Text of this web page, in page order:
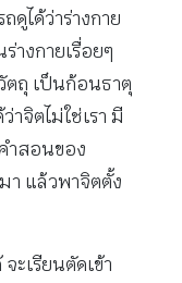
ดูได้ว่าร่างกาย
างกายเรื่อยๆ
ตถุ เป็นก้อนธาตุ
จิตไม่ใช่เรา มี
ำสอนของ
า แล้วพาจิตตั้ง
ะเรียนตัดเข้า